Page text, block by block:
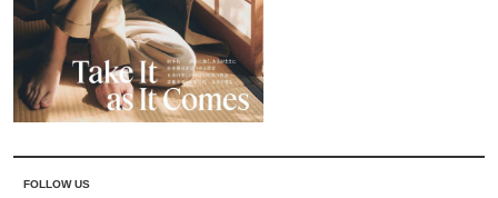
FOLLOW US